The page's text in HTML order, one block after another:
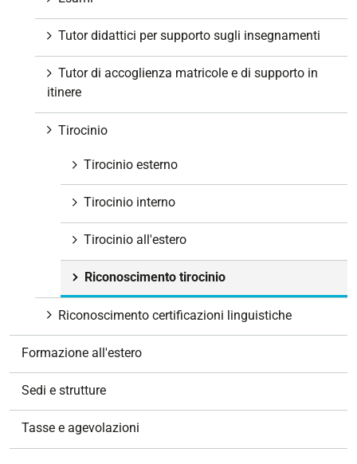
Tutor didattici per supporto sugli insegnamenti
Tutor di accoglienza matricole e di supporto in
itinere
Tirocinio
Tirocinio esterno
Tirocinio interno
Tirocinio all'estero
Riconoscimento tirocinio
Riconoscimento certificazioni linguistiche
Formazione all'estero
Sedi e strutture
Tasse e agevolazioni